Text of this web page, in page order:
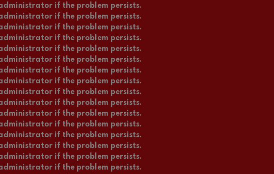
if the problem persists.
if the problem persists.
if the problem persists.
if the problem persists.
if the problem persists.
if the problem persists.
if the problem persists.
if the problem persists.
if the problem persists.
if the problem persists.
if the problem persists.
if the problem persists.
if the problem persists.
if the problem persists.
if the problem persists.
if the problem persists.